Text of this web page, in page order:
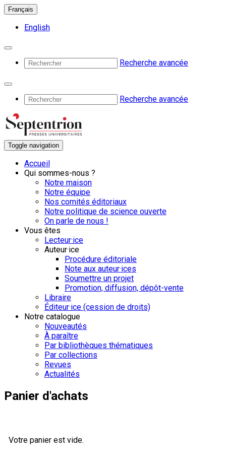
Français
English
Recherche avancée
Recherche avancée
Toggle navigation
Accueil
Qui sommes-nous ?
Notre maison
Notre équipe
Nos comités éditoriaux
Notre politique de science ouverte
On parle de nous !
Vous êtes
Lecteur·ice
Auteur·ice
Procédure éditoriale
Note aux auteur·ices
Soumettre un projet
Promotion, diffusion, dépôt-vente
Libraire
Éditeur·ice (cession de droits)
Notre catalogue
Nouveautés
À paraître
Par bibliothèques thématiques
Par collections
Revues
Actualités
Panier d'achats
Votre panier est vide.